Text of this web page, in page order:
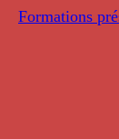
Formations